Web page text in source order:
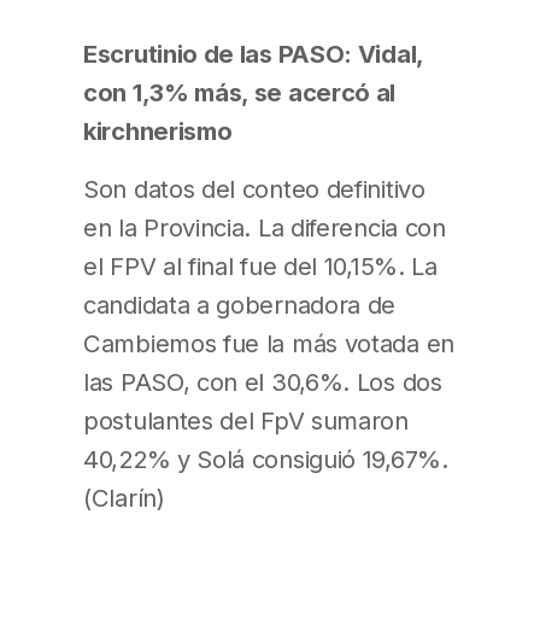
Escrutinio de las PASO: Vidal,
con 1,3% más, se acercó al
kirchnerismo
Son datos del conteo definitivo
en la Provincia. La diferencia con
el FPV al final fue del 10,15%. La
candidata a gobernadora de
Cambiemos fue la más votada en
las PASO, con el 30,6%. Los dos
postulantes del FpV sumaron
40,22% y Solá consiguió 19,67%.
(Clarín)